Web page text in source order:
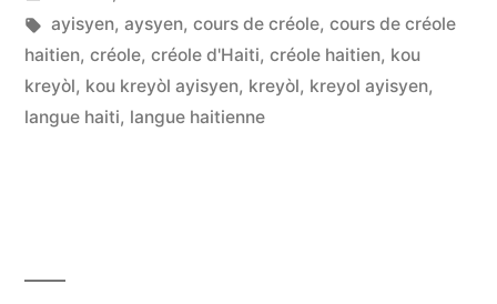
dans
Étiquettes :
ayisyen, aysyen, cours de créole, cours de créole
haitien, créole, créole d'Haiti, créole haitien, kou
kreyòl, kou kreyòl ayisyen, kreyòl, kreyol ayisyen,
langue haiti, langue haitienne